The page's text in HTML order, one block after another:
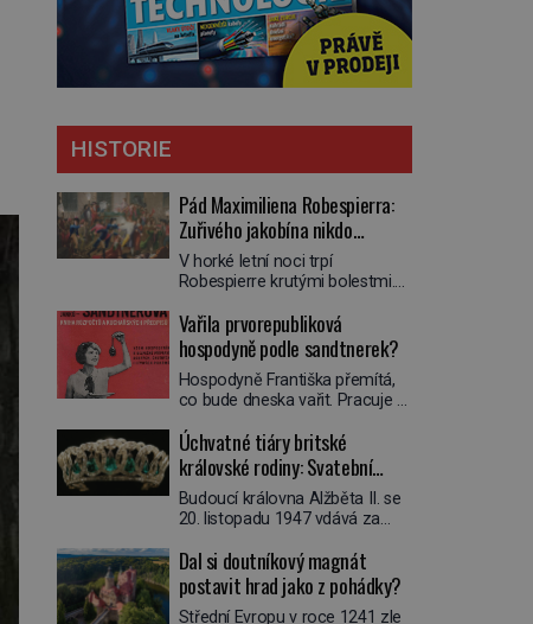
HISTORIE
Pád Maximiliena Robespierra:
Zuřivého jakobína nikdo
nelitoval?
V horké letní noci trpí
Robespierre krutými bolestmi.
víří kolotoč myšlenek. Když se
probere z mdlob, vzpomene si
na jednu z pařížských
jasnovidek, kterou před lety
navštívil. Prorokovala mu
vysmál. „Robespierre to
dotáhne hodně daleko,“
prohlásil o něm jiný významný
francouzský revolucionář,
Honoré de Mirabeau […]
Vařila prvorepubliková
hospodyně podle sandtnerek?
Hospodyně Františka přemítá,
co bude dneska vařit. Pracuje v
mlsný jazýček. Zalistuje proto
rychle v jedné ze „sandtnerek“.
„Zaplaťpánbůh, že už
nemusíme chodit s lístky,“
povzdechne si směrem ke
ruce. Ještě v prvních letech
nové republiky fungoval kvůli
nedostatku zboží přídělový
Úchvatné tiáry britské
královské rodiny: Svatební
klenot Alžbětě II. praskl
Budoucí královna Alžběta II. se
20. listopadu 1947 vdává za
Mountbattena. Aby měla na
obřad ve Westminsteru podle
tradice „něco vypůjčeného“, její
Dal si doutníkový magnát
postavit hrad jako z pohádky?
Střední Evropu v roce 1241 zle